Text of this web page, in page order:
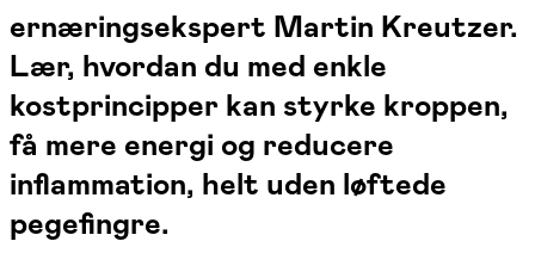
ernæringsekspert Martin Kreutzer.
Lær, hvordan du med enkle
kostprincipper kan styrke kroppen,
få mere energi og reducere
inflammation, helt uden løftede
pegefingre.